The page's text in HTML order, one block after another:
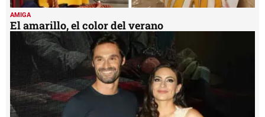
AMIGA
El amarillo, el color del verano